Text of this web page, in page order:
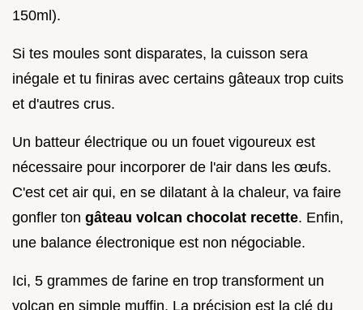
150ml).
Si tes moules sont disparates, la cuisson sera
inégale et tu finiras avec certains gâteaux trop cuits
et d'autres crus.
Un batteur électrique ou un fouet vigoureux est
nécessaire pour incorporer de l'air dans les œufs.
C'est cet air qui, en se dilatant à la chaleur, va faire
gonfler ton gâteau volcan chocolat recette. Enfin,
une balance électronique est non négociable.
Ici, 5 grammes de farine en trop transforment un
volcan en simple muffin. La précision est la clé du